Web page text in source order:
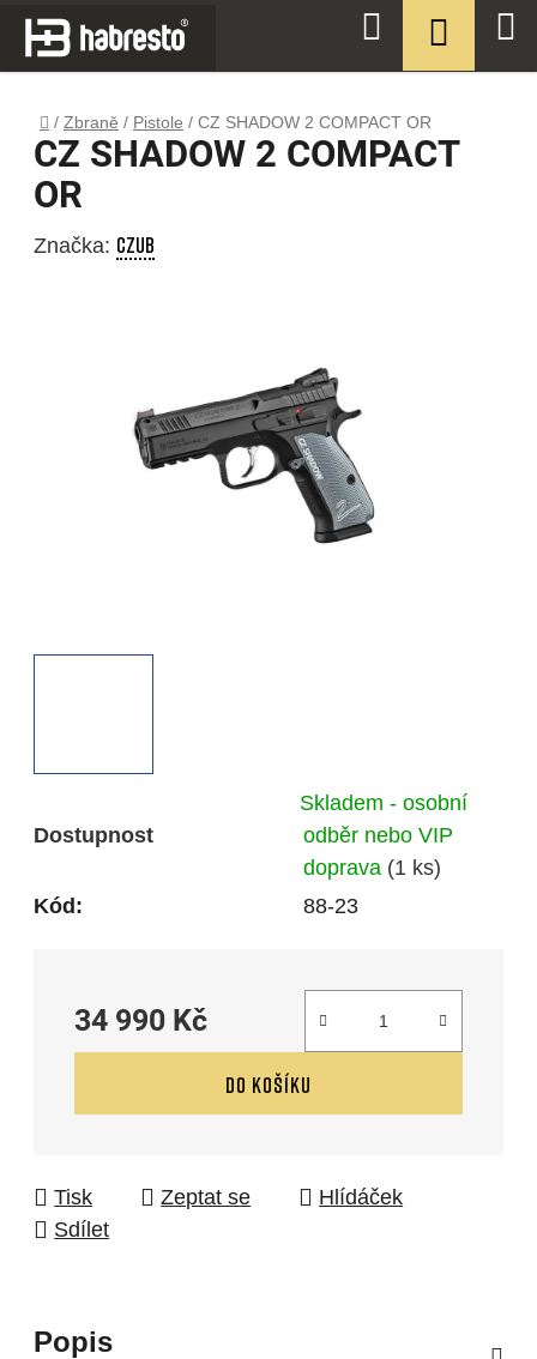
Přejít
obsah
Domů
/ Zbraně / Pistole / CZ SHADOW 2 COMPACT OR
Dostupnost
Skladem - osobní
odběr nebo VIP
doprava (1 ks)
Kód:
88-23
34 990 Kč
Měrná cena:
DO KOŠÍKU
Tisk Zeptat se
Hlídáček
Sdílet
CZ SHADOW 2 COMPACT
OR
Značka: CZUB
Popis